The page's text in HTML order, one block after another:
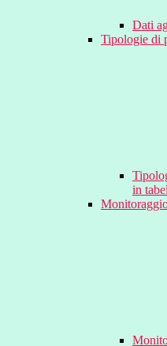
Dati
Tipologie di
in